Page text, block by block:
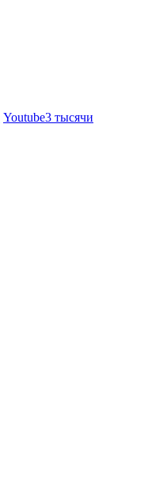
Youtube3 тысячи